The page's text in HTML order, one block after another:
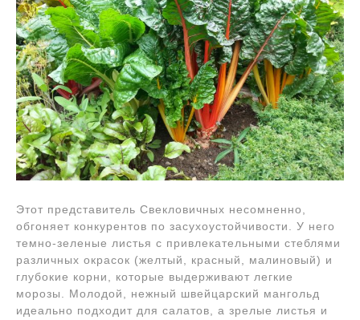
Этот представитель Свекловичных несомненно,
обгоняет конкурентов по засухоустойчивости. У него
темно-зеленые листья с привлекательными стеблями
различных окрасок (желтый, красный, малиновый) и
глубокие корни, которые выдерживают легкие
морозы. Молодой, нежный швейцарский мангольд
идеально подходит для салатов, а зрелые листья и